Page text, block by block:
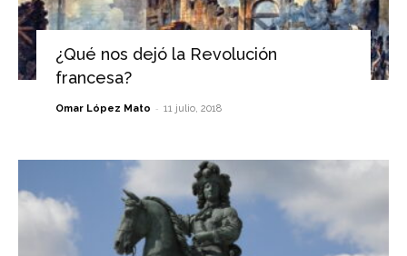
¿Qué nos dejó la Revolución
francesa?
Omar López Mato - 11 julio, 2018